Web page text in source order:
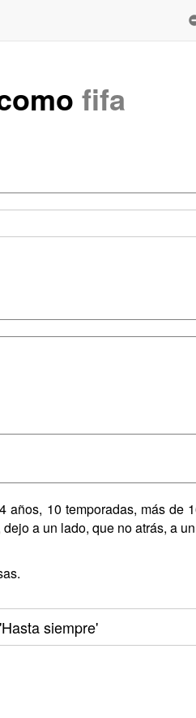
fifa
10 temporadas, más de
a un lado, que no atrás, a
siempre'